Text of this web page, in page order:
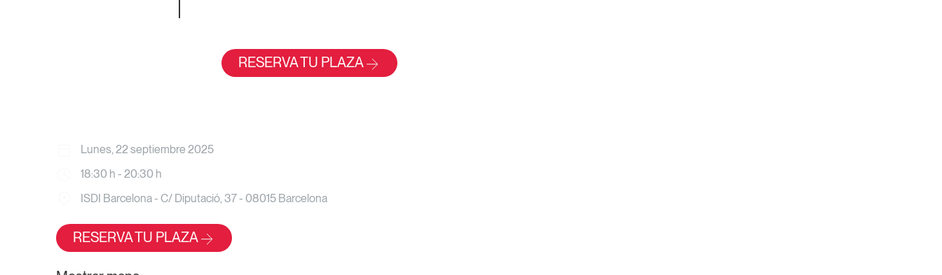
RESERVA TU PLAZA
Lunes, 22 septiembre 2025
18:30 h - 20:30 h
ISDI Barcelona - C/ Diputació, 37 - 08015 Barcelona
RESERVA TU PLAZA